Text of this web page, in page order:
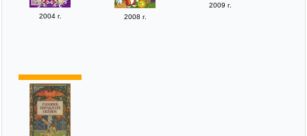
2004 г. 2008 г.
2009 г.